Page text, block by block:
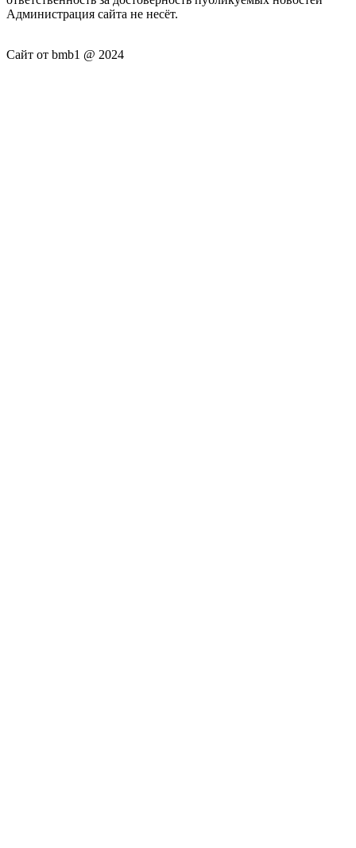
Администрация сайта не несёт.
Сайт от bmb1 @ 2024